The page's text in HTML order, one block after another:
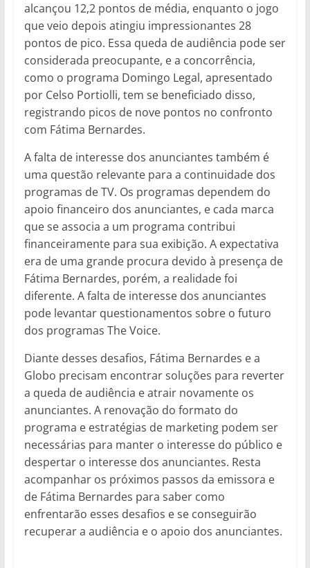
alcançou 12,2 pontos de média, enquanto o jogo
que veio depois atingiu impressionantes 28
pontos de pico. Essa queda de audiência pode ser
considerada preocupante, e a concorrência,
como o programa Domingo Legal, apresentado
por Celso Portiolli, tem se beneficiado disso,
registrando picos de nove pontos no confronto
com Fátima Bernardes.
A falta de interesse dos anunciantes também é
uma questão relevante para a continuidade dos
programas de TV. Os programas dependem do
apoio financeiro dos anunciantes, e cada marca
que se associa a um programa contribui
financeiramente para sua exibição. A expectativa
era de uma grande procura devido à presença de
Fátima Bernardes, porém, a realidade foi
diferente. A falta de interesse dos anunciantes
pode levantar questionamentos sobre o futuro
dos programas The Voice.
Diante desses desafios, Fátima Bernardes e a
Globo precisam encontrar soluções para reverter
a queda de audiência e atrair novamente os
anunciantes. A renovação do formato do
programa e estratégias de marketing podem ser
necessárias para manter o interesse do público e
despertar o interesse dos anunciantes. Resta
acompanhar os próximos passos da emissora e
de Fátima Bernardes para saber como
enfrentarão esses desafios e se conseguirão
recuperar a audiência e o apoio dos anunciantes.